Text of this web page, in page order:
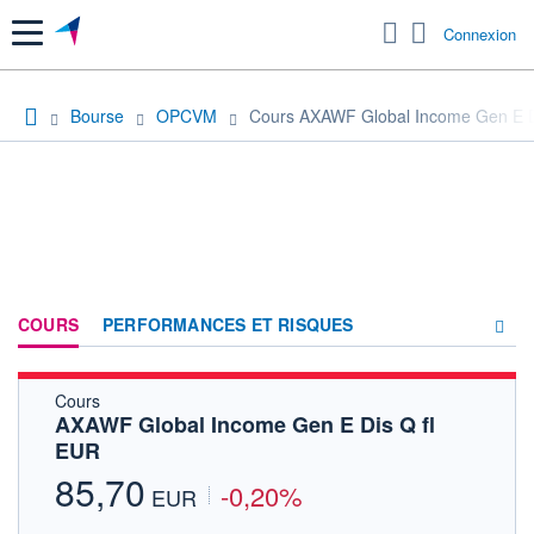
Menu Connexion
Bourse OPCVM Cours AXAWF Global Income Gen E
COURS PERFORMANCES ET RISQUES
FORUM
Cours
AXAWF Global Income Gen E Dis Q fl
EUR
85,70 EUR -0,20%